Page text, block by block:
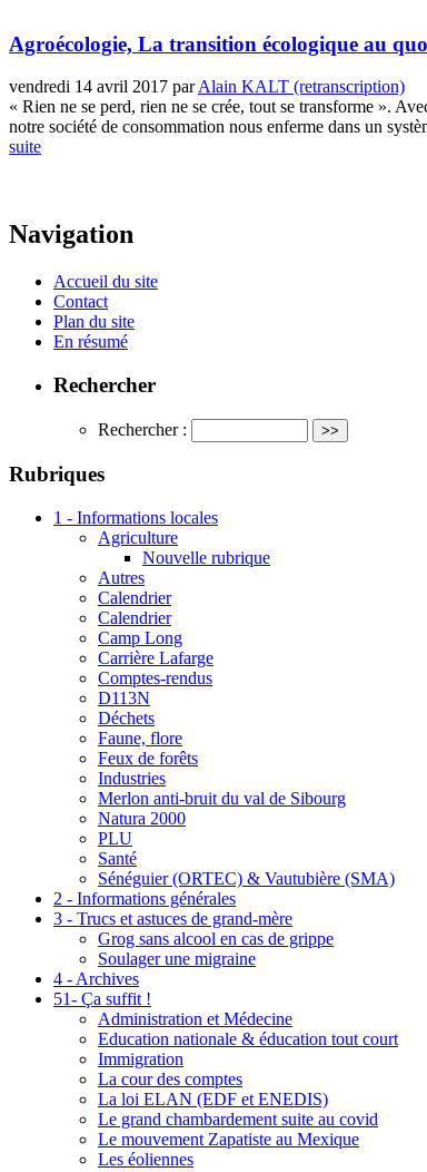
Agroécologie, La transition écologique au
vendredi 14 avril 2017 parAlain KALT (retranscription)
« Rien ne se perd, rien ne se crée, tout se transforme ».
notre société de consommation nous enferme dans un
suite
Navigation
Accueil du site
Contact
Plan du site
En résumé
Rechercher
Rechercher :
Rubriques
1 - Informations locales
Agriculture
Nouvelle rubrique
Autres
Calendrier
Calendrier
Camp Long
Carrière Lafarge
Comptes-rendus
D113N
Déchets
Faune, flore
Feux de forêts
Industries
Merlon anti-bruit du val de Sibourg
Natura 2000
PLU
Santé
Sénéguier (ORTEC) & Vautubière (SMA)
2 - Informations générales
3 - Trucs et astuces de grand-mère
Grog sans alcool en cas de grippe
Soulager une migraine
4 - Archives
51- Ça suffit !
Administration et Médecine
Education nationale & éducation tout court
Immigration
La cour des comptes
La loi ELAN (EDF et ENEDIS)
Le grand chambardement suite au covid
Le mouvement Zapatiste au Mexique
Les éoliennes